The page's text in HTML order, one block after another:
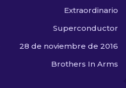
Extraordinario
Superconductor
28 de noviembre de 2016
Brothers In Arms